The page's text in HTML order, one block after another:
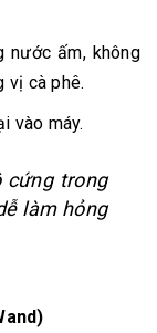
nước ấm, không
vị cà phê.
vào máy.
cứng trong
làm hỏng